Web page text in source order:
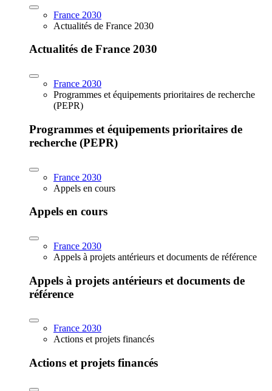
France 2030
Actualités de France 2030
Actualités de France 2030
France 2030
Programmes et équipements prioritaires de recherche
(PEPR)
Programmes et équipements prioritaires de
recherche (PEPR)
France 2030
Appels en cours
Appels en cours
France 2030
Appels à projets antérieurs et documents de référence
Appels à projets antérieurs et documents de
référence
France 2030
Actions et projets financés
Actions et projets financés